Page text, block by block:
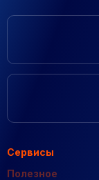
Сервисы
Полезное